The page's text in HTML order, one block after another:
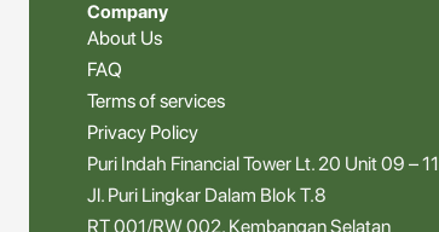
Company
About Us
FAQ
Terms of services
Privacy Policy
Puri Indah Financial Tower Lt. 20 Unit 09 – 11
Jl. Puri Lingkar Dalam Blok T.8
RT 001/RW 002, Kembangan Selatan